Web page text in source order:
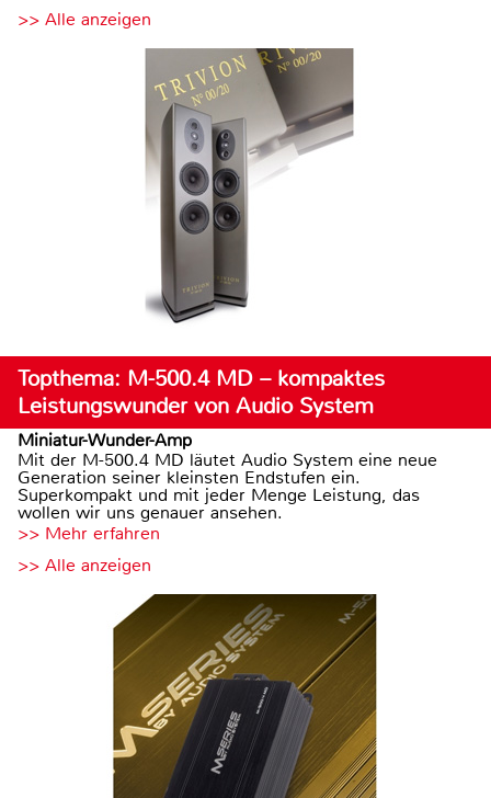
>> Alle anzeigen
Topthema: M-500.4 MD – kompaktes
Leistungswunder von Audio System
Miniatur-Wunder-Amp
Mit der M-500.4 MD läutet Audio System eine neue
Generation seiner kleinsten Endstufen ein.
Superkompakt und mit jeder Menge Leistung, das
wollen wir uns genauer ansehen.
>> Mehr erfahren
>> Alle anzeigen